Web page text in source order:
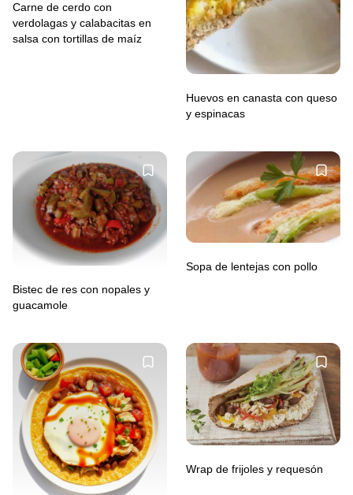
Carne de cerdo con
verdolagas y calabacitas en
salsa con tortillas de maíz
Huevos en canasta con queso
y espinacas
Bistec de res con nopales y
guacamole
Sopa de lentejas con pollo
Wrap de frijoles y requesón